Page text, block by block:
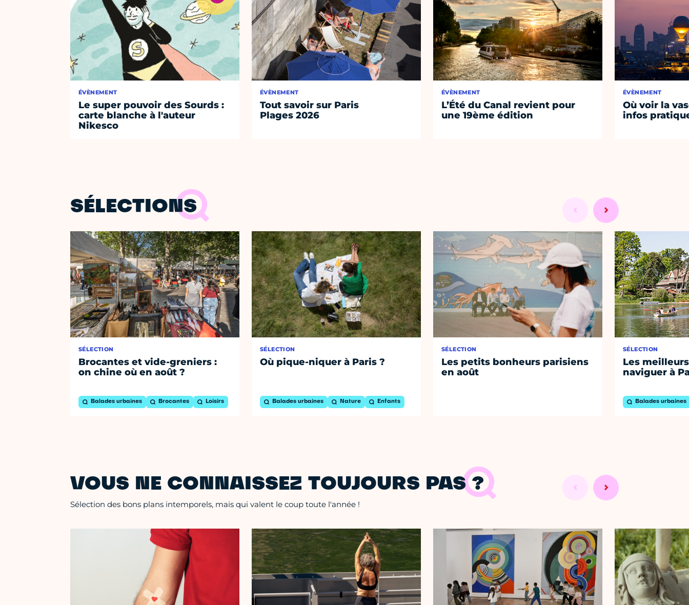
ÉVÈNEMENT
Le super pouvoir des Sourds :
carte blanche à l'auteur
Nikesco
ÉVÈNEMENT
Tout savoir sur Paris
Plages 2026
ÉVÈNEMENT
L’Été du Canal revient pour
une 19ème édition
ÉVÈNEMENT
Où voir la
infos
SÉLECTIONS
SÉLECTION
Brocantes et vide-greniers :
on chine où en août ?
Balades urbaines Brocantes Loisirs
SÉLECTION
Où pique-niquer à Paris ?
Balades urbaines Nature Enfants
SÉLECTION
Les petits bonheurs parisiens
en août
SÉLECTION
Les
naviguer à
Balades urbaines
VOUS NE CONNAISSEZ TOUJOURS PAS ?
Sélection des bons plans intemporels, mais qui valent le coup toute l'année !